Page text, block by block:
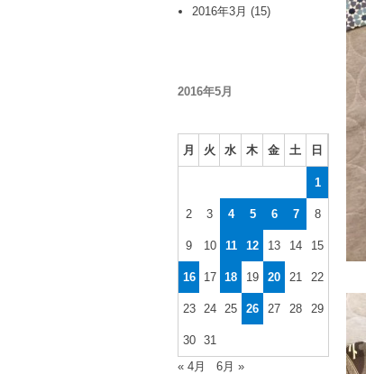
2016年3月 (15)
2016年5月
月 火 水 木 金 土 日
1
2 3 4 5 6 7 8
9 10 11 12 13 14 15
16 17 18 19 20 21 22
23 24 25 26 27 28 29
30
31
« 4月
6月 »